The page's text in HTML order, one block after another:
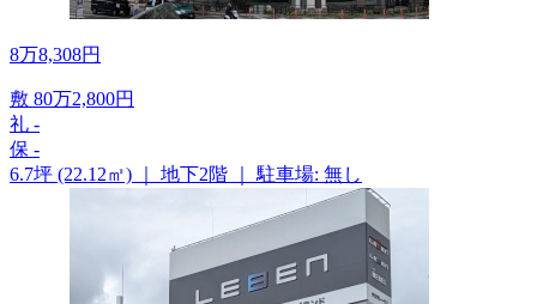
8万8,308円
敷 80万2,800円
礼 -
保 -
6.7坪 (22.12㎡)
地下2階 駐車場: 無し